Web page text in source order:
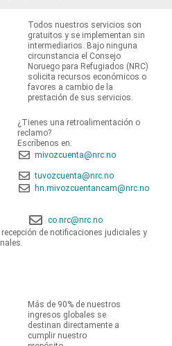
Todos nuestros servicios son
gratuitos y se implementan sin
intermediarios. Bajo ninguna
circunstancia el Consejo
Noruego para Refugiados (NRC)
solicita recursos económicos o
favores a cambio de la
prestación de sus servicios.
¿Tienes una retroalimentación o
reclamo?
Escríbenos en:
mivozcuenta@nrc.no
tuvozcuenta@nrc.no
hn.mivozcuentancam@nrc.no
co.nrc@nrc.no
de notificaciones judiciales y
Más de 90% de nuestros
ingresos globales se
destinan directamente a
cumplir nuestro